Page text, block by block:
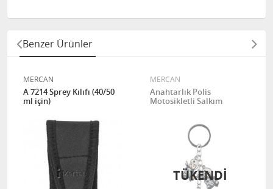
Benzer Ürünler
MERCAN
A 7214 Sprey Kılıfı (40/50
ml için)
MERCAN
Anahtarlık Polis
Motosikletli Salkım
TÜKENDI